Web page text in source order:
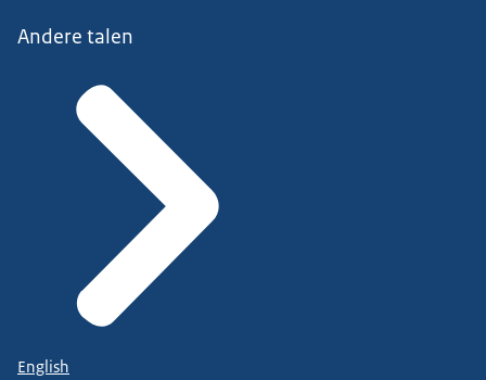
Andere talen
English